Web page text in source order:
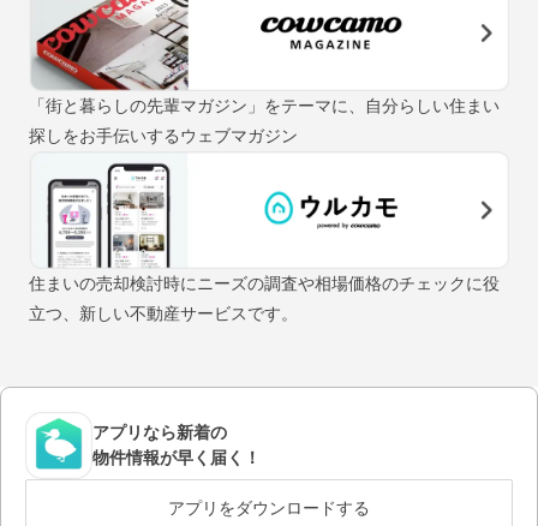
「街と暮らしの先輩マガジン」をテーマに、自分らしい住まい
探しをお手伝いするウェブマガジン
住まいの売却検討時にニーズの調査や相場価格のチェックに役
立つ、新しい不動産サービスです。
アプリなら新着の
物件情報が早く届く！
アプリをダウンロードする